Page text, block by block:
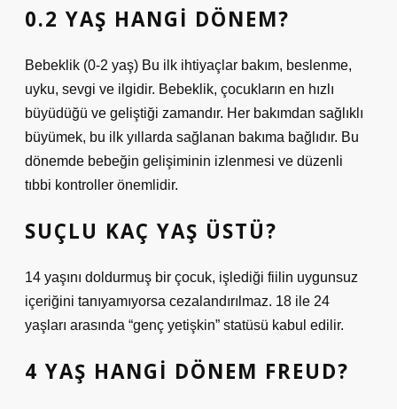
0.2 YAŞ HANGI DÖNEM?
Bebeklik (0-2 yaş) Bu ilk ihtiyaçlar bakım, beslenme,
uyku, sevgi ve ilgidir. Bebeklik, çocukların en hızlı
büyüdüğü ve geliştiği zamandır. Her bakımdan sağlıklı
büyümek, bu ilk yıllarda sağlanan bakıma bağlıdır. Bu
dönemde bebeğin gelişiminin izlenmesi ve düzenli
tıbbi kontroller önemlidir.
SUÇLU KAÇ YAŞ ÜSTÜ?
14 yaşını doldurmuş bir çocuk, işlediği fiilin uygunsuz
içeriğini tanıyamıyorsa cezalandırılmaz. 18 ile 24
yaşları arasında “genç yetişkin” statüsü kabul edilir.
4 YAŞ HANGI DÖNEM FREUD?